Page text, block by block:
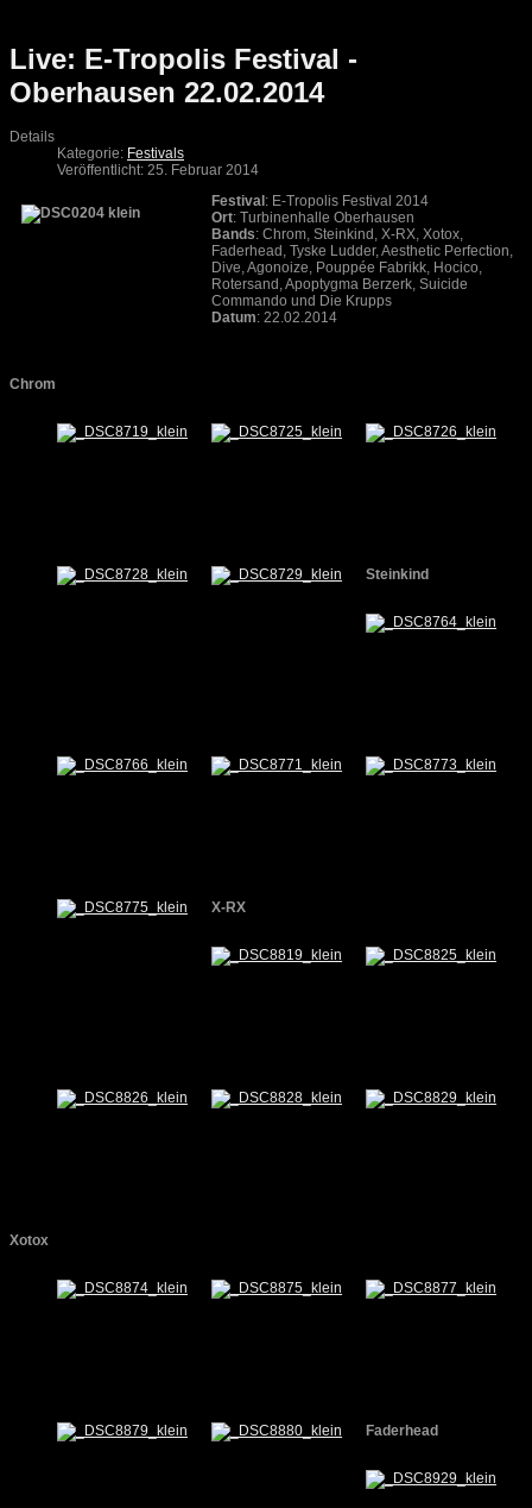
Live: E-Tropolis Festival -
Oberhausen 22.02.2014
Details
Kategorie: Festivals
Veröffentlicht: 25. Februar 2014
Festival : E-Tropolis Festival 2014
Ort: Turbinenhalle Oberhausen
Bands: Chrom, Steinkind, X-RX, Xotox,
Faderhead, Tyske Ludder, Aesthetic Perfection,
Dive, Agonoize, Pouppée Fabrikk, Hocico,
Rotersand, Apoptygma Berzerk, Suicide
Commando und Die Krupps
Datum: 22.02.2014
Chrom
Steinkind
X-RX
Xotox
Faderhead